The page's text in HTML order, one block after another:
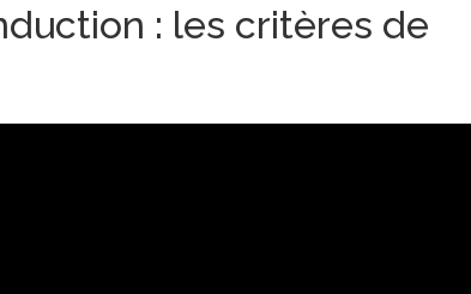
: les critères de